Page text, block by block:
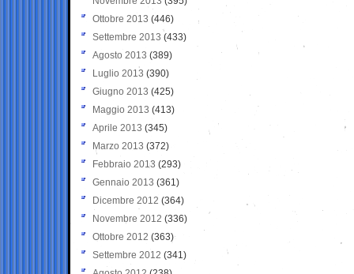
Ottobre 2013 (446)
Settembre 2013 (433)
Agosto 2013 (389)
Luglio 2013 (390)
Giugno 2013 (425)
Maggio 2013 (413)
Aprile 2013 (345)
Marzo 2013 (372)
Febbraio 2013 (293)
Gennaio 2013 (361)
Dicembre 2012 (364)
Novembre 2012 (336)
Ottobre 2012 (363)
Settembre 2012 (341)